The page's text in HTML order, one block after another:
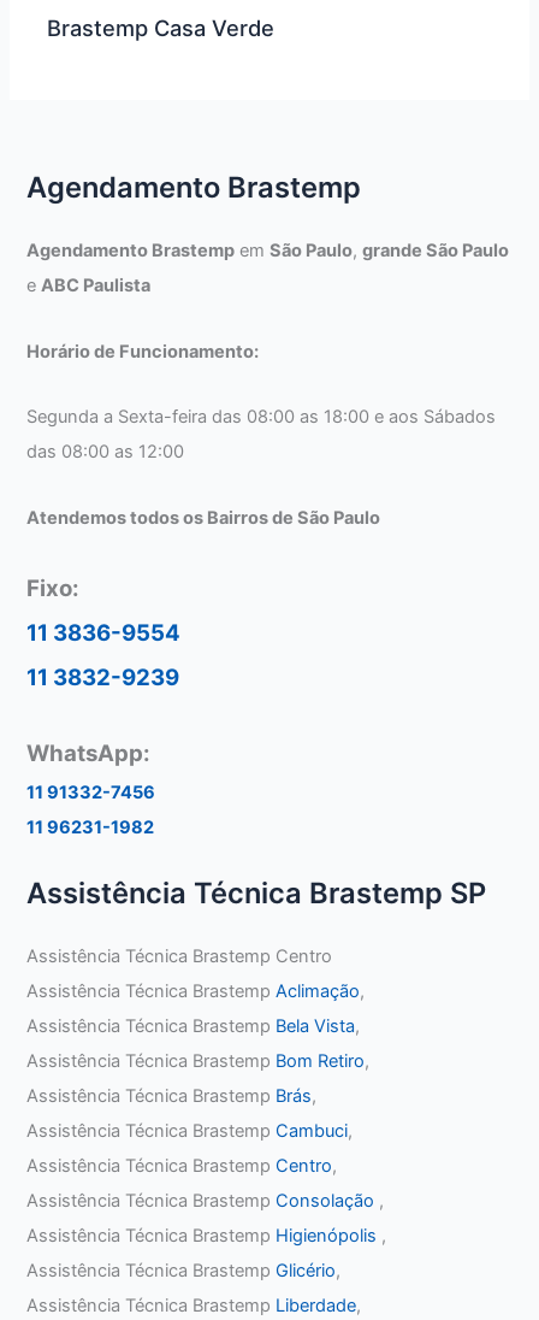
Brastemp Casa Verde
Agendamento Brastemp
Agendamento Brastemp emSão Paulo,grande São Paulo
eABC Paulista
Horário de Funcionamento:
Segunda a Sexta-feira das 08:00 as 18:00 e aos Sábados
das 08:00 as 12:00
Atendemos todos os Bairros de São Paulo
Fixo:
11 3836-9554
11 3832-9239
WhatsApp:
11 91332-7456
11 96231-1982
Assistência Técnica Brastemp SP
Assistência Técnica Brastemp Centro
Assistência Técnica BrastempAclimação,
Assistência Técnica Brastemp Bela Vista,
Assistência Técnica Brastemp Bom Retiro,
Assistência Técnica Brastemp Brás,
Assistência Técnica BrastempCambuci,
Assistência Técnica BrastempCentro,
Assistência Técnica BrastempConsolação ,
Assistência Técnica Brastemp Higienópolis ,
Assistência Técnica BrastempGlicério,
Assistência Técnica Brastemp Liberdade,